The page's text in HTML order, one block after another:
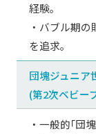
経験。
・バブル期
を追求。
団塊ジュニア
(第2次ベビー
・一般的｢団